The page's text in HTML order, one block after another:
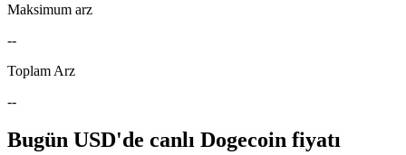
Maksimum arz
--
Toplam Arz
--
Bugün USD'de canlı Dogecoin fiyatı